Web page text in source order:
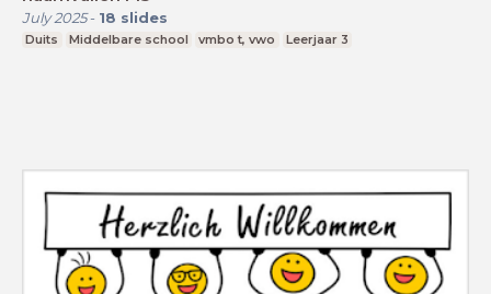
July 2025- 18 slides
Duits Middelbare school vmbo t, vwo Leerjaar 3